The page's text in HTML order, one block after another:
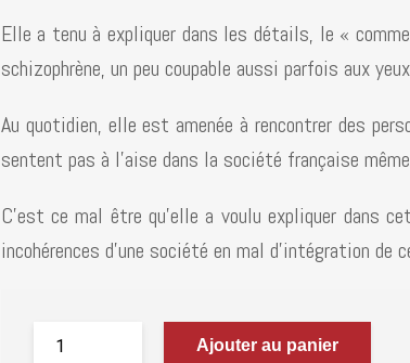
Elle a tenu à expliquer dans les détails, le «
schizophrène, un peu coupable aussi parfois aux
Au quotidien, elle est amenée à rencontrer des
sentent pas à l’aise dans la société française
C’est ce mal être qu’elle a voulu expliquer dans
incohérences d’une société en mal d’intégration de
Ajouter au panier